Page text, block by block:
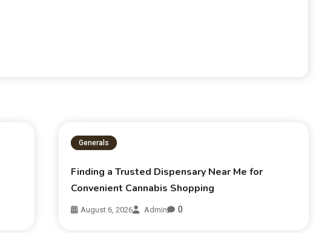
Generals
Finding a Trusted Dispensary Near Me for
Convenient Cannabis Shopping
August 6, 2026 Admin 0